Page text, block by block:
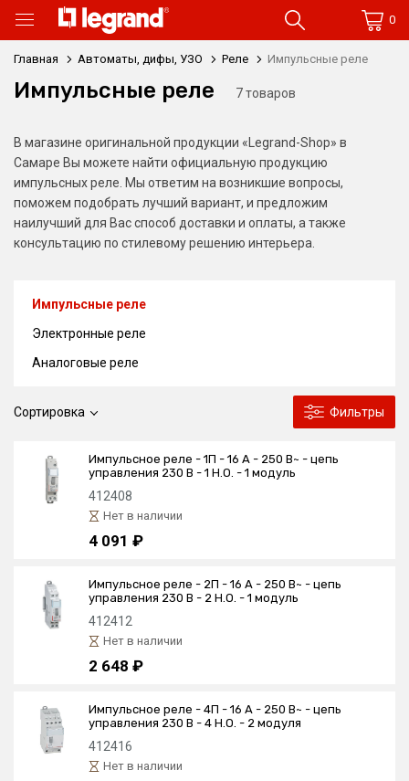
0
Главная Автоматы, дифы, УЗО Реле Импульсные реле
Импульсные реле 7 товаров
В магазине оригинальной продукции «Legrand-Shop» в
Самаре Вы можете найти официальную продукцию
импульсных реле. Мы ответим на возникшие вопросы,
поможем подобрать лучший вариант, и предложим
наилучший для Вас способ доставки и оплаты, а также
консультацию по стилевому решению интерьера.
Сортировка Фильтры
Импульсное реле - 1П - 16 А - 250 В~ - цепь
управления 230 В - 1 Н.О. - 1 модуль
412408
Нет в наличии
4 091 ₽
Импульсное реле - 2П - 16 А - 250 В~ - цепь
управления 230 В - 2 Н.О. - 1 модуль
412412
Нет в наличии
2 648 ₽
Импульсное реле - 4П - 16 А - 250 В~ - цепь
управления 230 В - 4 Н.О. - 2 модуля
412416
Нет в наличии
Импульсные реле
Электронные реле
Аналоговые реле